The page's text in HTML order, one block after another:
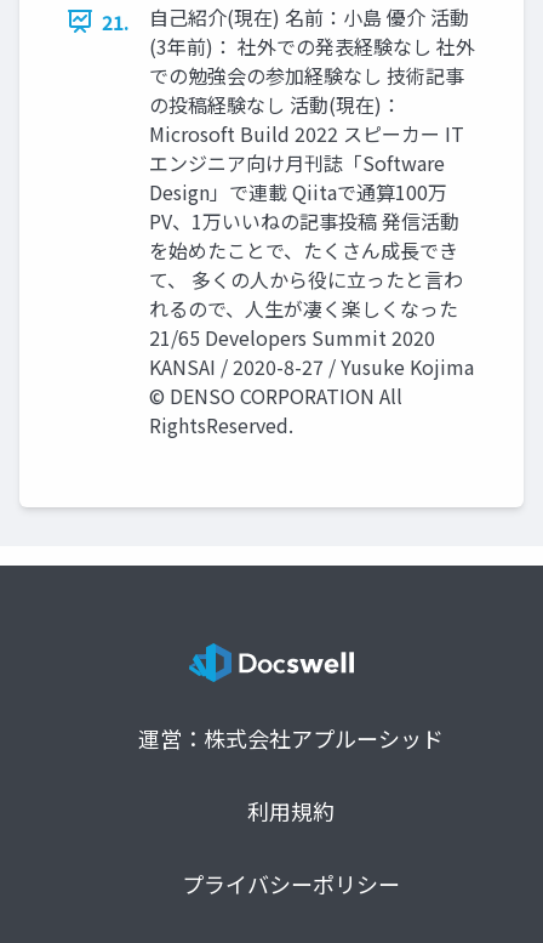
21.
自己紹介(現在) 名前：小島 優介 活動
(3年前)： 社外での発表経験なし 社外
での勉強会の参加経験なし 技術記事
の投稿経験なし 活動(現在)：
Microsoft Build 2022 スピーカー IT
エンジニア向け月刊誌「Software
Design」で連載 Qiitaで通算100万
PV、1万いいねの記事投稿 発信活動
を始めたことで、たくさん成長でき
て、 多くの人から役に立ったと言わ
れるので、人生が凄く楽しくなった
21/65 Developers Summit 2020
KANSAI / 2020-8-27 / Yusuke Kojima
© DENSO CORPORATION All
RightsReserved.
運営：株式会社アプルーシッド
利用規約
プライバシーポリシー